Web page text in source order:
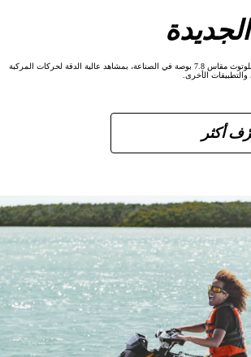
أول شاشة ملونة تعمل بتقنية البلوتوث مقاس 7.8 بوصة في الصناعة، بمشاهد عالية الدقة لحركات المركبة
الأخرى.
أكثر